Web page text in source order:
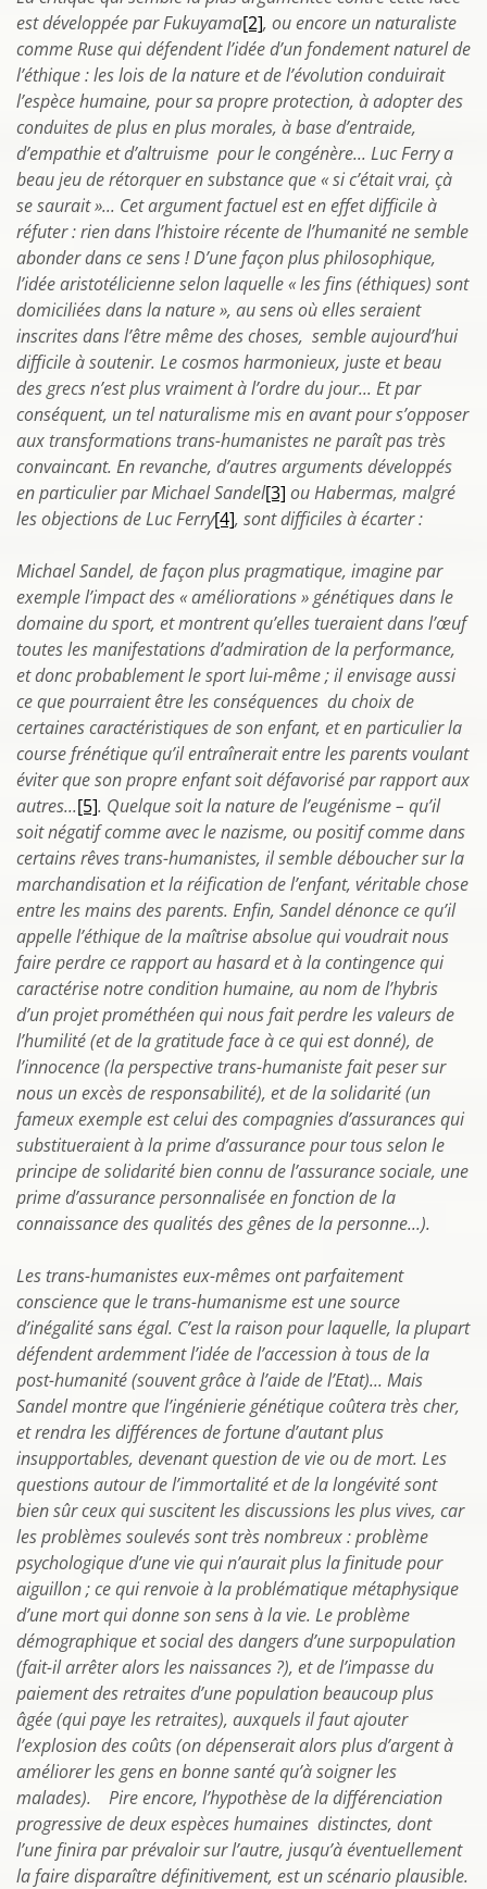
est développée par Fukuyama[2], ou encore un naturaliste
comme Ruse qui défendent l’idée d’un fondement naturel de
l’éthique : les lois de la nature et de l’évolution conduirait
l’espèce humaine, pour sa propre protection, à adopter des
conduites de plus en plus morales, à base d’entraide,
d’empathie et d’altruisme pour le congénère... Luc Ferry a
beau jeu de rétorquer en substance que « si c’était vrai, çà
se saurait »... Cet argument factuel est en effet difficile à
réfuter : rien dans l’histoire récente de l’humanité ne semble
abonder dans ce sens ! D’une façon plus philosophique,
l’idée aristotélicienne selon laquelle « les fins (éthiques) sont
domiciliées dans la nature », au sens où elles seraient
inscrites dans l’être même des choses, semble aujourd’hui
difficile à soutenir. Le cosmos harmonieux, juste et beau
des grecs n’est plus vraiment à l’ordre du jour... Et par
conséquent, un tel naturalisme mis en avant pour s’opposer
aux transformations trans-humanistes ne paraît pas très
convaincant. En revanche, d’autres arguments développés
en particulier par Michael Sandel[3] ou Habermas, malgré
les objections de Luc Ferry[4], sont difficiles à écarter :
Michael Sandel, de façon plus pragmatique, imagine par
exemple l’impact des « améliorations » génétiques dans le
domaine du sport, et montrent qu’elles tueraient dans l’œuf
toutes les manifestations d’admiration de la performance,
et donc probablement le sport lui-même ; il envisage aussi
ce que pourraient être les conséquences du choix de
certaines caractéristiques de son enfant, et en particulier la
course frénétique qu’il entraînerait entre les parents voulant
éviter que son propre enfant soit défavorisé par rapport aux
autres...[5]. Quelque soit la nature de l’eugénisme – qu’il
soit négatif comme avec le nazisme, ou positif comme dans
certains rêves trans-humanistes, il semble déboucher sur la
marchandisation et la réification de l’enfant, véritable chose
entre les mains des parents. Enfin, Sandel dénonce ce qu’il
appelle l’éthique de la maîtrise absolue qui voudrait nous
faire perdre ce rapport au hasard et à la contingence qui
caractérise notre condition humaine, au nom de l’hybris
d’un projet prométhéen qui nous fait perdre les valeurs de
l’humilité (et de la gratitude face à ce qui est donné), de
l’innocence (la perspective trans-humaniste fait peser sur
nous un excès de responsabilité), et de la solidarité (un
fameux exemple est celui des compagnies d’assurances qui
substitueraient à la prime d’assurance pour tous selon le
principe de solidarité bien connu de l’assurance sociale, une
prime d’assurance personnalisée en fonction de la
connaissance des qualités des gênes de la personne...).
Les trans-humanistes eux-mêmes ont parfaitement
conscience que le trans-humanisme est une source
d’inégalité sans égal. C’est la raison pour laquelle, la plupart
défendent ardemment l’idée de l’accession à tous de la
post-humanité (souvent grâce à l’aide de l’Etat)... Mais
Sandel montre que l’ingénierie génétique coûtera très cher,
et rendra les différences de fortune d’autant plus
insupportables, devenant question de vie ou de mort. Les
questions autour de l’immortalité et de la longévité sont
bien sûr ceux qui suscitent les discussions les plus vives, car
les problèmes soulevés sont très nombreux : problème
psychologique d’une vie qui n’aurait plus la finitude pour
aiguillon ; ce qui renvoie à la problématique métaphysique
d’une mort qui donne son sens à la vie. Le problème
démographique et social des dangers d’une surpopulation
(fait-il arrêter alors les naissances ?), et de l’impasse du
paiement des retraites d’une population beaucoup plus
âgée (qui paye les retraites), auxquels il faut ajouter
l’explosion des coûts (on dépenserait alors plus d’argent à
améliorer les gens en bonne santé qu’à soigner les
malades). Pire encore, l’hypothèse de la différenciation
progressive de deux espèces humaines distinctes, dont
l’une finira par prévaloir sur l’autre, jusqu’à éventuellement
la faire disparaître définitivement, est un scénario plausible.